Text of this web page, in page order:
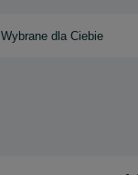
Wybrane dla Ciebie